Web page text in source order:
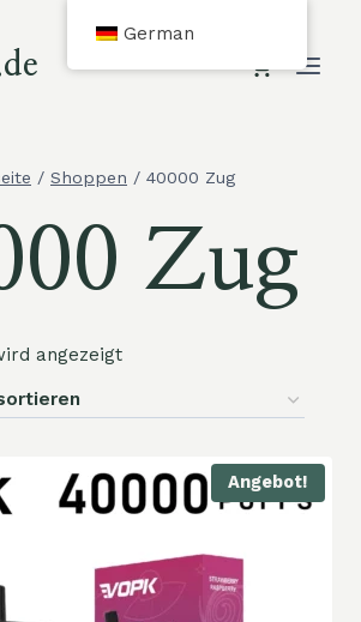
/ Shoppen / 40000 Zug
Zug
angezeigt
Angebot!
German